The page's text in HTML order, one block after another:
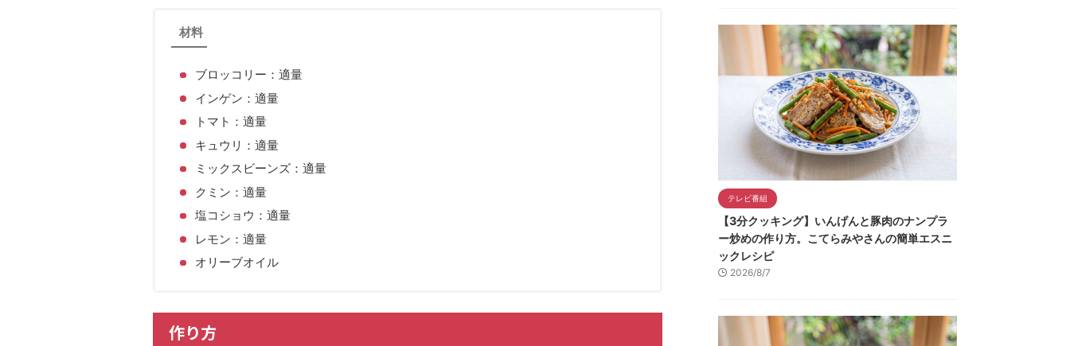
材料
ブロッコリー：適量
インゲン：適量
トマト：適量
キュウリ：適量
ミックスビーンズ：適量
クミン：適量
塩コショウ：適量
レモン：適量
オリーブオイル
作り方
テレビ番組
【3分クッキング】いんげんと豚肉のナンプラ
ー炒めの作り方。こてらみやさんの簡単エスニ
ックレシピ
2026/8/7